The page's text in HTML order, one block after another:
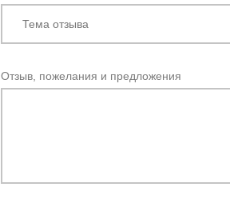
Отзыв, пожелания и предложения